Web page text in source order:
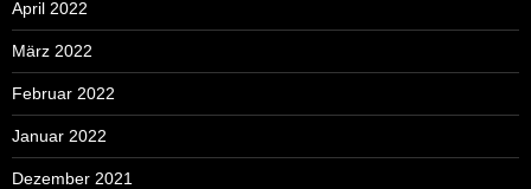
April 2022
März 2022
Februar 2022
Januar 2022
Dezember 2021